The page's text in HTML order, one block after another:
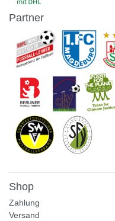
Partner
Shop
Zahlung
Versand